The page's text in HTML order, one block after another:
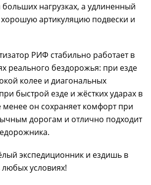
нагрузках, а удлиненный
артикуляцию подвески и
РИФ стабильно работает в
реального бездорожья: при езде
колее и диагональных
быстрой езде и жёстких ударах в
менее он сохраняет комфорт при
дорогам и отлично подходит
экспедиционник и ездишь в
условиях!